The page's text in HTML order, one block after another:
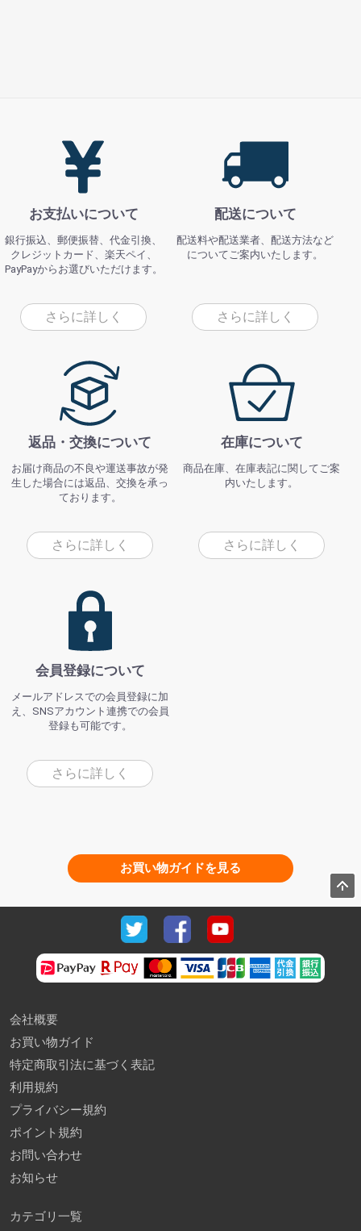
お支払いについて
銀行振込、郵便振替、代金引換、
クレジットカード、楽天ペイ、
PayPayからお選びいただけます。
さらに詳しく
配送について
配送料や配送業者、配送方法など
についてご案内いたします。
さらに詳しく
返品・交換について
お届け商品の不良や運送事故が発
生した場合には返品、交換を承っ
ております。
さらに詳しく
在庫について
商品在庫、在庫表記に関してご案
内いたします。
さらに詳しく
会員登録について
メールアドレスでの会員登録に加
え、SNSアカウント連携での会員
登録も可能です。
さらに詳しく
お買い物ガイドを見る
会社概要
お買い物ガイド
特定商取引法に基づく表記
利用規約
プライバシー規約
ポイント規約
お問い合わせ
お知らせ
カテゴリ一覧